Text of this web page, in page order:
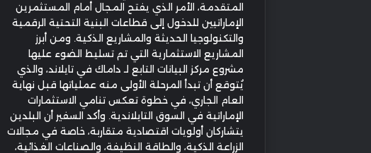
المتقدمة، الأمر الذي يفتح المجال أمام المستثمرين
الإماراتيين للدخول إلى قطاعات البنية التحتية الرقمية
والتكنولوجيا الحديثة والمشاريع الذكية. ومن أبرز
المشاريع الاستثمارية التي تم تسليط الضوء عليها
مشروع مركز البيانات التابع لـ داماك في تايلاند، والذي
يُتوقع أن تبدأ المرحلة الأولى منه عملياتها قبل نهاية
العام الجاري، في خطوة تعكس تنامي الاستثمارات
الإماراتية في السوق التايلاندية. وأكد السفير أن البلدين
يتشاركان أولويات اقتصادية متقاربة، خاصة في مجالات
الزراعة الذكية، والطاقة النظيفة، والصناعات الغذائية،